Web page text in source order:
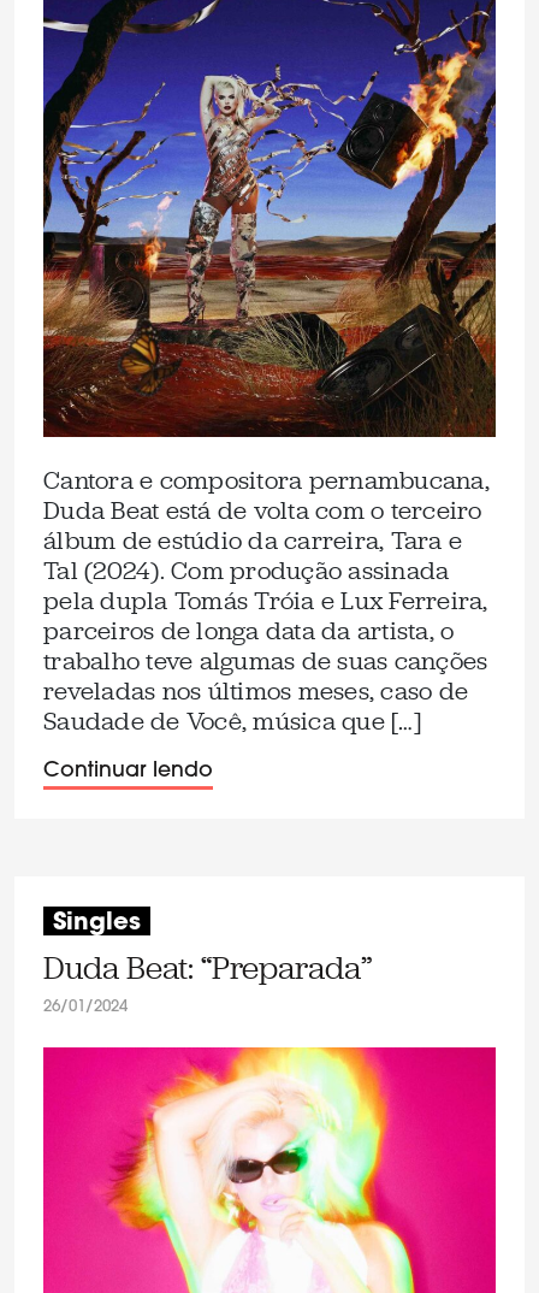
Cantora e compositora pernambucana,
Duda Beat está de volta com o terceiro
álbum de estúdio da carreira, Tara e
Tal (2024). Com produção assinada
pela dupla Tomás Tróia e Lux Ferreira,
parceiros de longa data da artista, o
trabalho teve algumas de suas canções
reveladas nos últimos meses, caso de
Saudade de Você, música que […]
Continuar lendo
Singles
Duda Beat: “Preparada”
26/01/2024